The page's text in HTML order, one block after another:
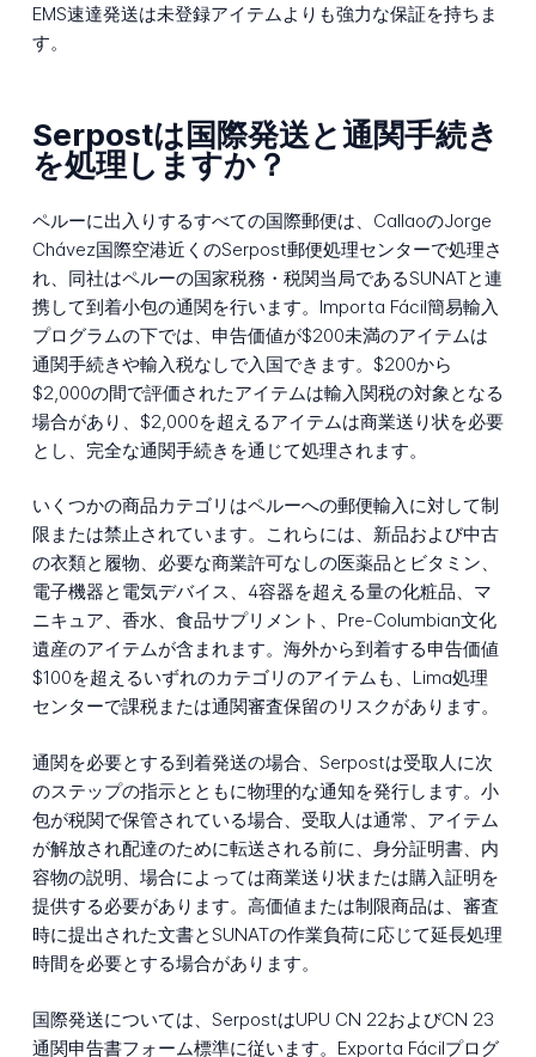
EMS速達発送は未登録アイテムよりも強力な保証を持ちま
す。
Serpostは国際発送と通関手続き
を処理しますか？
ペルーに出入りするすべての国際郵便は、CallaoのJorge
Chávez国際空港近くのSerpost郵便処理センターで処理さ
れ、同社はペルーの国家税務・税関当局であるSUNATと連
携して到着小包の通関を行います。Importa Fácil簡易輸入
プログラムの下では、申告価値が$200未満のアイテムは
通関手続きや輸入税なしで入国できます。$200から
$2,000の間で評価されたアイテムは輸入関税の対象となる
場合があり、$2,000を超えるアイテムは商業送り状を必要
とし、完全な通関手続きを通じて処理されます。
いくつかの商品カテゴリはペルーへの郵便輸入に対して制
限または禁止されています。これらには、新品および中古
の衣類と履物、必要な商業許可なしの医薬品とビタミン、
電子機器と電気デバイス、4容器を超える量の化粧品、マ
ニキュア、香水、食品サプリメント、Pre-Columbian文化
遺産のアイテムが含まれます。海外から到着する申告価値
$100を超えるいずれのカテゴリのアイテムも、Lima処理
センターで課税または通関審査保留のリスクがあります。
通関を必要とする到着発送の場合、Serpostは受取人に次
のステップの指示とともに物理的な通知を発行します。小
包が税関で保管されている場合、受取人は通常、アイテム
が解放され配達のために転送される前に、身分証明書、内
容物の説明、場合によっては商業送り状または購入証明を
提供する必要があります。高価値または制限商品は、審査
時に提出された文書とSUNATの作業負荷に応じて延長処理
時間を必要とする場合があります。
国際発送については、SerpostはUPU CN 22およびCN 23
通関申告書フォーム標準に従います。Exporta Fácilプログ